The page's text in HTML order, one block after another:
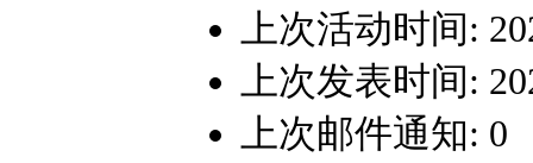
上次活动时间:
上次发表时间:
上次邮件通知: 0